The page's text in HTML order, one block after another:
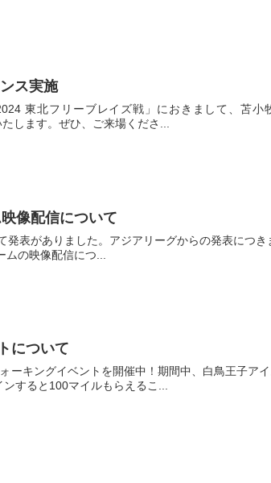
ス実施
東北フリーブレイズ戦」におきまして、苫小
します。ぜひ、ご来場くださ...
像配信について
表がありました。アジアリーグからの発表につ
の映像配信につ...
について
ーキングイベントを開催中！期間中、白鳥王子ア
すると100マイルもらえるこ...